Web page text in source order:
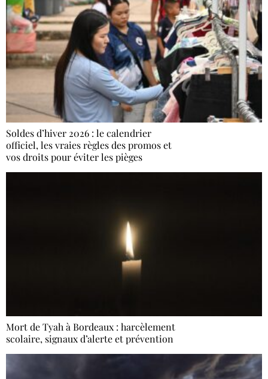
Soldes d’hiver 2026 : le calendrier
officiel, les vraies règles des promos et
vos droits pour éviter les pièges
Mort de Tyah à Bordeaux : harcèlement
scolaire, signaux d’alerte et prévention